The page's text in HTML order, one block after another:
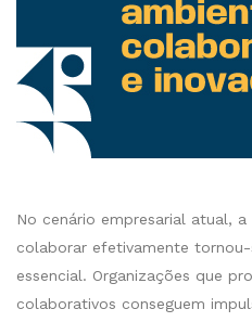
No cenário empresarial atual,
colaborar efetivamente
essencial. Organizações que
colaborativos conseguem